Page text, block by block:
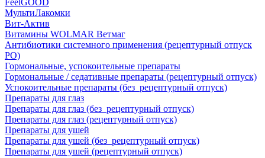
FeelGOOD
МультиЛакомки
Вит-Актив
Витамины WOLMAR Ветмаг
Антибиотики системного применения (рецептурный отпуск
РО)
Гормональные, успокоительные препараты
Гормональные / седативные препараты (рецептурный отпуск)
Успокоительные препараты (без_рецептурный отпуск)
Препараты для глаз
Препараты для глаз (без_рецептурный отпуск)
Препараты для глаз (рецептурный отпуск)
Препараты для ушей
Препараты для ушей (без_рецептурный отпуск)
Препараты для ушей (рецептурный отпуск)